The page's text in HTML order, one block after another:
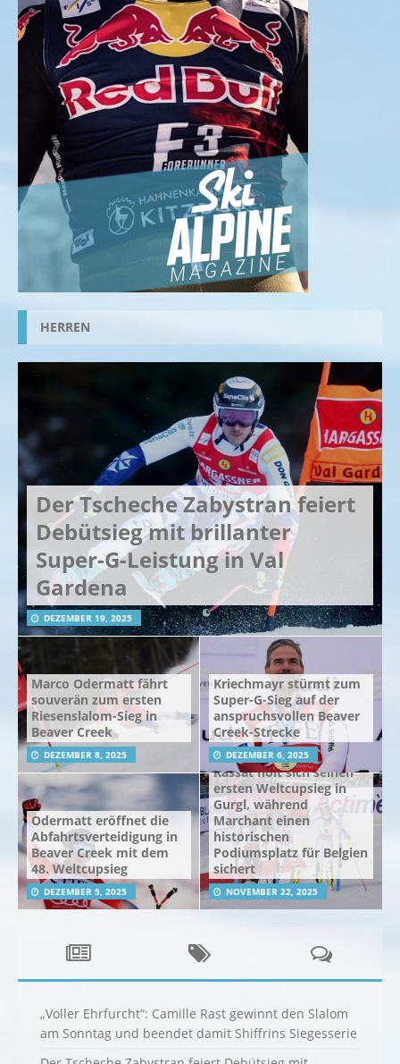
HERREN
Der Tscheche Zabystran feiert
Debütsieg mit brillanter
Super-G-Leistung in Val
Gardena
DEZEMBER 19, 2025
Marco Odermatt fährt
souverän zum ersten
Riesenslalom-Sieg in
Beaver Creek
DEZEMBER 8, 2025
Kriechmayr stürmt zum
Super-G-Sieg auf der
anspruchsvollen Beaver
Creek-Strecke
DEZEMBER 6, 2025
Odermatt eröffnet die
Abfahrtsverteidigung in
Beaver Creek mit dem
48. Weltcupsieg
DEZEMBER 5, 2025
Rassat holt sich seinen
ersten Weltcupsieg in
Gurgl, während
Marchant einen
historischen
Podiumsplatz für Belgien
sichert
NOVEMBER 22, 2025
„Voller Ehrfurcht“: Camille Rast gewinnt den Slalom
am Sonntag und beendet damit Shiffrins Siegesserie